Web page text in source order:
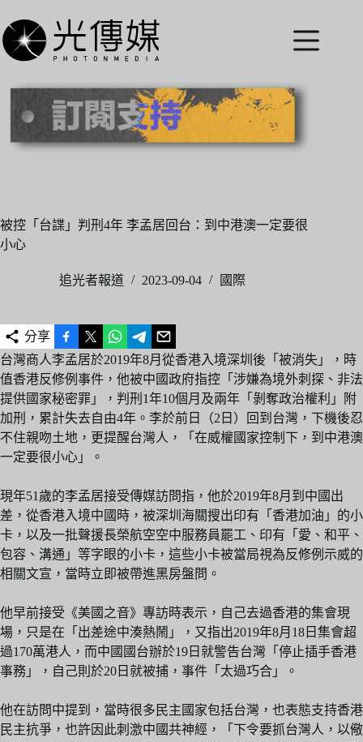
至
主
內
被控「台諜」判刑4年 李孟居回台：到中港澳一定要很
小心
追光者報道 2023-09-04 國際
分享
台灣商人李孟居於2019年8月從香港入境深圳後「被消失」，時
值香港反修例事件，他被中國政府指控「涉嫌為境外刺探、非法
提供國家秘密罪」，判刑1年10個月及兩年「剝奪政治權利」附
加刑，累計失去自由4年。李於前日（2日）回到台灣，下機後忍
不住親吻土地，更提醒台灣人，「在威權國家控制下，到中港澳
一定要很小心」。
現年51歲的李孟居接受傳媒訪問指，他於2019年8月到中國出
差，從香港入境中國時，被深圳海關搜出印有「香港加油」的小
卡，以及一批聲援長榮航空空中服務員罷工、印有「愛、和平、
包容、溝通」等字眼的小卡，這些小卡被當局視為反修例示威的
相關文宣，當時立即被帶進黑房盤問。
他早前接受《美國之音》專訪時表示，自己去過香港的集會現
場，只是在「出差途中湊熱鬧」，又指出2019年8月18日集會超
過170萬港人，而中國國台辦於19日就警告台灣「停止插手香港
事務」，自己則於20日就被捕，事件「太過巧合」。
他在訪問中提到，當時很多民主國家包括台灣，也表態支持香港
民主抗爭，也許因此刺激中國共神經，「下令要抓台灣人，以儆